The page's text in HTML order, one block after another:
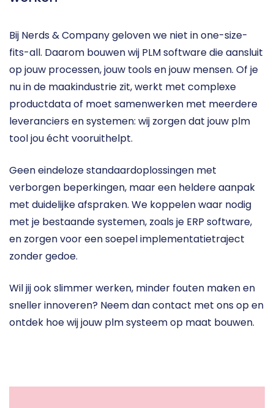
Bij Nerds & Company geloven we niet in one-size-
fits-all. Daarom bouwen wij PLM software die aansluit
op jouw processen, jouw tools en jouw mensen. Of je
nu in de maakindustrie zit, werkt met complexe
productdata of moet samenwerken met meerdere
leveranciers en systemen: wij zorgen dat jouw plm
tool jou écht vooruithelpt.
Geen eindeloze standaardoplossingen met
verborgen beperkingen, maar een heldere aanpak
met duidelijke afspraken. We koppelen waar nodig
met je bestaande systemen, zoals je ERP software,
en zorgen voor een soepel implementatietraject
zonder gedoe.
Wil jij ook slimmer werken, minder fouten maken en
sneller innoveren? Neem dan contact met ons op en
ontdek hoe wij jouw plm systeem op maat bouwen.